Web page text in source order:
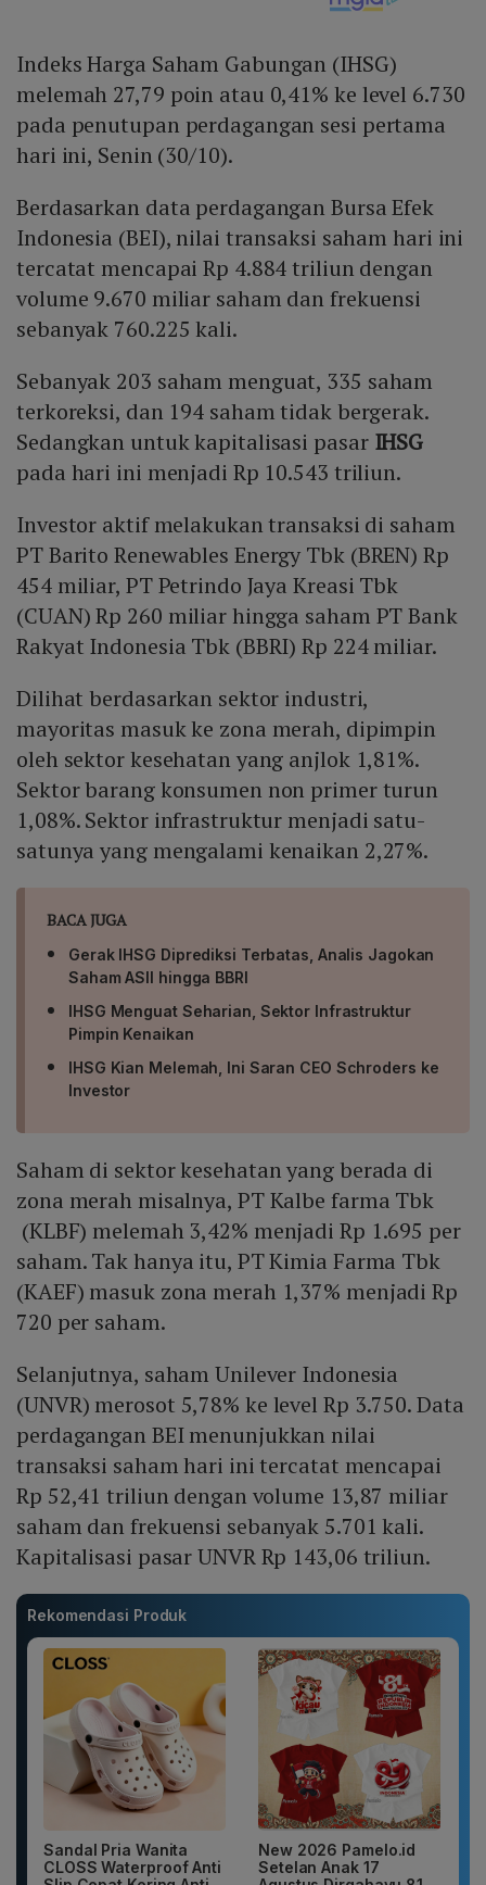
Indeks Harga Saham Gabungan (IHSG)
melemah 27,79 poin atau 0,41% ke level 6.730
pada penutupan perdagangan sesi pertama
hari ini, Senin (30/10).
Berdasarkan data perdagangan Bursa Efek
Indonesia (BEI), nilai transaksi saham hari ini
tercatat mencapai Rp 4.884 triliun dengan
volume 9.670 miliar saham dan frekuensi
sebanyak 760.225 kali.
Sebanyak 203 saham menguat, 335 saham
terkoreksi, dan 194 saham tidak bergerak.
Sedangkan untuk kapitalisasi pasar IHSG
pada hari ini menjadi Rp 10.543 triliun.
Investor aktif melakukan transaksi di saham
PT Barito Renewables Energy Tbk (BREN) Rp
454 miliar, PT Petrindo Jaya Kreasi Tbk
(CUAN) Rp 260 miliar hingga saham PT Bank
Rakyat Indonesia Tbk (BBRI) Rp 224 miliar.
Dilihat berdasarkan sektor industri,
mayoritas masuk ke zona merah, dipimpin
oleh sektor kesehatan yang anjlok 1,81%.
Sektor barang konsumen non primer turun
1,08%. Sektor infrastruktur menjadi satu-
satunya yang mengalami kenaikan 2,27%.
BACA JUGA
Gerak IHSG Diprediksi Terbatas, Analis Jagokan
Saham ASII hingga BBRI
IHSG Menguat Seharian, Sektor Infrastruktur
Pimpin Kenaikan
IHSG Kian Melemah, Ini Saran CEO Schroders ke
Investor
Saham di sektor kesehatan yang berada di
zona merah misalnya, PT Kalbe farma Tbk
(KLBF) melemah 3,42% menjadi Rp 1.695 per
saham. Tak hanya itu, PT Kimia Farma Tbk
(KAEF) masuk zona merah 1,37% menjadi Rp
720 per saham.
Selanjutnya, saham Unilever Indonesia
(UNVR) merosot 5,78% ke level Rp 3.750. Data
perdagangan BEI menunjukkan nilai
transaksi saham hari ini tercatat mencapai
Rp 52,41 triliun dengan volume 13,87 miliar
saham dan frekuensi sebanyak 5.701 kali.
Kapitalisasi pasar UNVR Rp 143,06 triliun.
Rekomendasi Produk
Sandal Pria Wanita
CLOSS Waterproof Anti
New 2026 Pamelo.id
Setelan Anak 17